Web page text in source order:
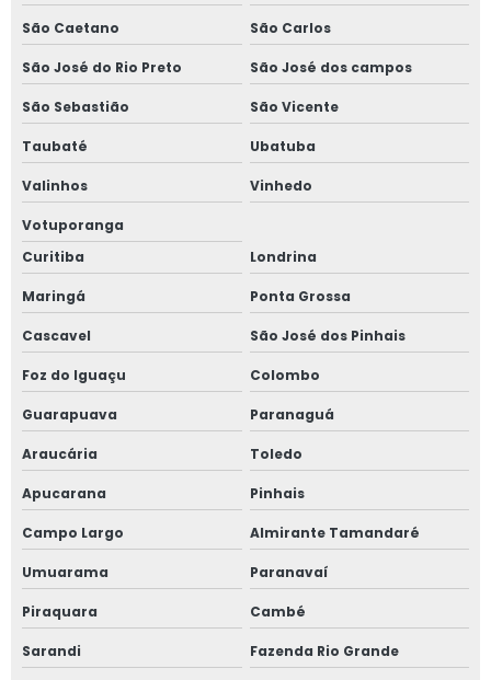
São Caetano São Carlos
São José do Rio Preto São José dos campos
São Sebastião São Vicente
Taubaté Ubatuba
Valinhos Vinhedo
Votuporanga
Curitiba
Londrina
Maringá Ponta Grossa
Cascavel São José dos Pinhais
Foz do Iguaçu Colombo
Guarapuava Paranaguá
Araucária Toledo
Apucarana Pinhais
Campo Largo Almirante Tamandaré
Umuarama Paranavaí
Piraquara Cambé
Sarandi Fazenda Rio Grande